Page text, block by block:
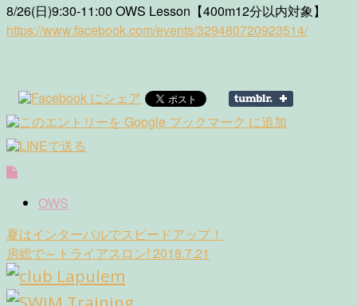
8/26(日)9:30-11:00 OWS Lesson【400m12分以内対象】
https://www.facebook.com/events/329480720923514/
OWS
Post
navigation
夏はインターバルでスピードアップ！
房総で～トライアスロン! 2018.7.21